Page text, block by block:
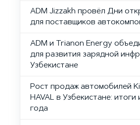
ADM Jizzakh провёл Дни
для поставщиков
ADM и Trianon Energy
для развития зарядной
Узбекистане
Рост продаж автомобилей
HAVAL в Узбекистане:
года